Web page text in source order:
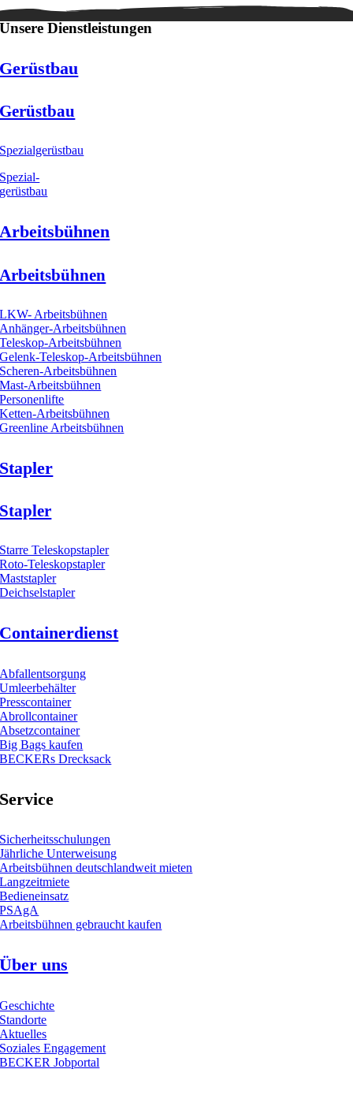
Unsere Dienstleistungen
Gerüstbau
Gerüstbau
Spezialgerüstbau
Spezial-
gerüstbau
Arbeitsbühnen
Arbeitsbühnen
LKW- Arbeitsbühnen
Anhänger-Arbeitsbühnen
Teleskop-Arbeitsbühnen
Gelenk-Teleskop-Arbeitsbühnen
Scheren-Arbeitsbühnen
Mast-Arbeitsbühnen
Personenlifte
Ketten-Arbeitsbühnen
Greenline Arbeitsbühnen
Stapler
Stapler
Starre Teleskopstapler
Roto-Teleskopstapler
Maststapler
Deichselstapler
Containerdienst
Abfallentsorgung
Umleerbehälter
Presscontainer
Abrollcontainer
Absetzcontainer
Big Bags kaufen
BECKERs Drecksack
Service
Sicherheitsschulungen
Jährliche Unterweisung
Arbeitsbühnen deutschlandweit mieten
Langzeitmiete
Bedieneinsatz
PSAgA
Arbeitsbühnen gebraucht kaufen
Über uns
Geschichte
Standorte
Aktuelles
Soziales Engagement
BECKER Jobportal